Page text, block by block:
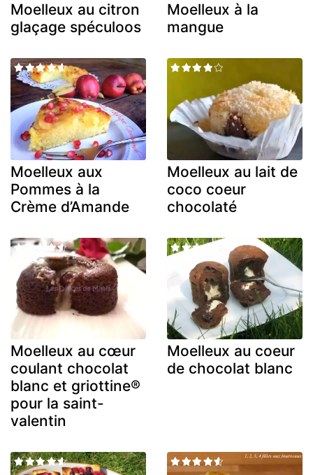
Moelleux au citron
glaçage spéculoos
Moelleux à la
mangue
Moelleux aux
Pommes à la
Crème d’Amande
Moelleux au lait de
coco coeur
chocolaté
Moelleux au cœur
coulant chocolat
blanc et griottine®
pour la saint-
valentin
Moelleux au coeur
de chocolat blanc